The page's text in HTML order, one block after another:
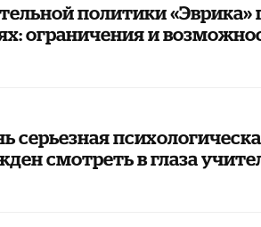
политики
ограничения и
серьезная
смотреть в глаза